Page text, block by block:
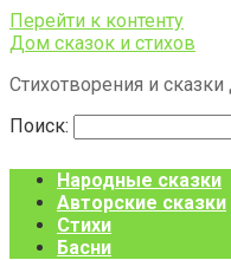
Перейти к контенту
Дом сказок и стихов
Стихотворения и
Поиск:
Народные сказки
Авторские сказки
Стихи
Басни